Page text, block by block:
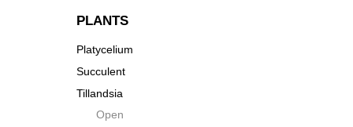
Innocence
Kodama
その他
PLANTS
Platycelium
Succulent
Tillandsia
SeedsOpen